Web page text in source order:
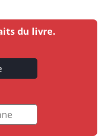
du livre.